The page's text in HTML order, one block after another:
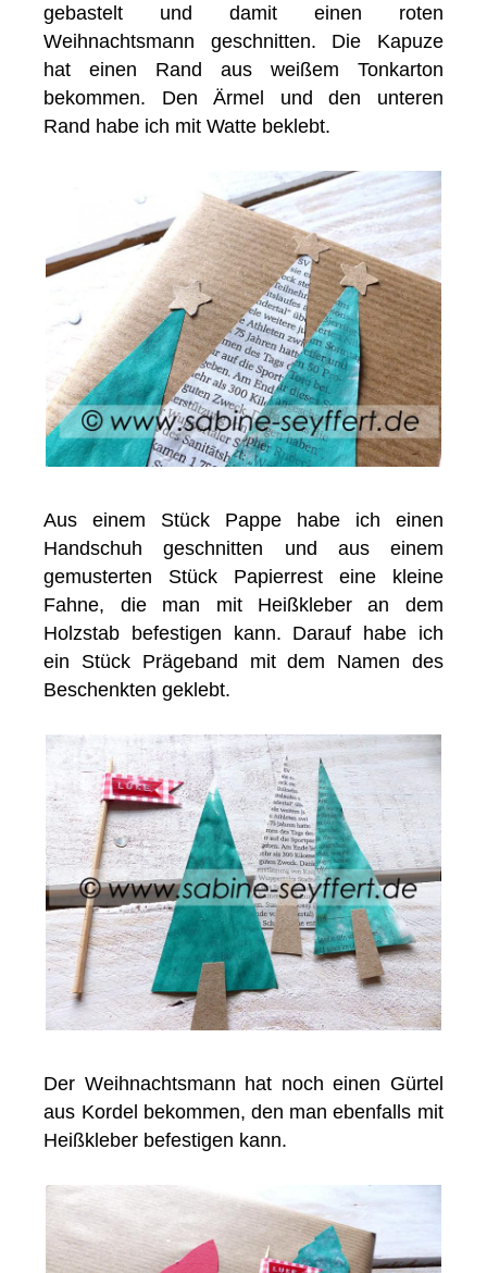
gebastelt und damit einen roten
Weihnachtsmann geschnitten. Die Kapuze
hat einen Rand aus weißem Tonkarton
bekommen. Den Ärmel und den unteren
Rand habe ich mit Watte beklebt.
Aus einem Stück Pappe habe ich einen
Handschuh geschnitten und aus einem
gemusterten Stück Papierrest eine kleine
Fahne, die man mit Heißkleber an dem
Holzstab befestigen kann. Darauf habe ich
ein Stück Prägeband mit dem Namen des
Beschenkten geklebt.
Der Weihnachtsmann hat noch einen Gürtel
aus Kordel bekommen, den man ebenfalls mit
Heißkleber befestigen kann.